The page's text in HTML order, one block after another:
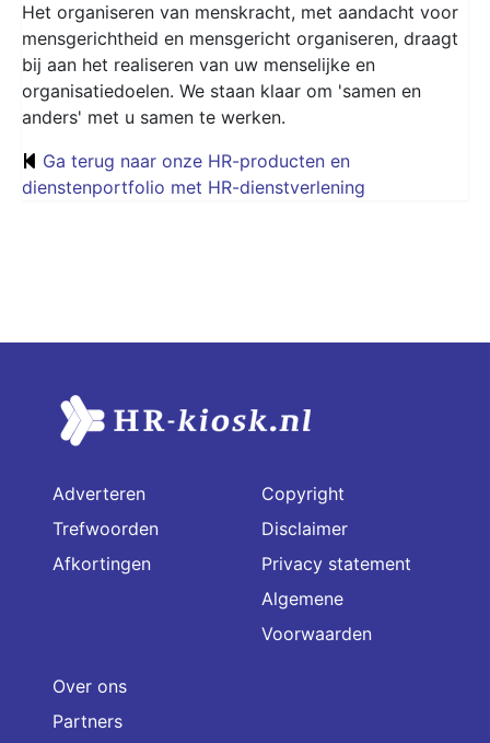
Het organiseren van menskracht, met aandacht voor
mensgerichtheid en mensgericht organiseren, draagt
bij aan het realiseren van uw menselijke en
organisatiedoelen. We staan klaar om 'samen en
anders' met u samen te werken.
Ga terug naar onze HR-producten en
dienstenportfolio met HR-dienstverlening
Adverteren
Trefwoorden
Afkortingen
Copyright
Disclaimer
Privacy statement
Algemene
Voorwaarden
Over ons
Partners